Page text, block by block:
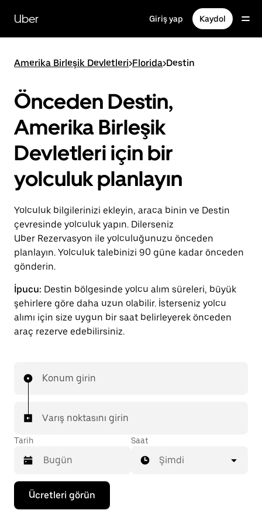
içeriğe
gidinUber Giriş yap Kaydol
Amerika Birleşik Devletleri>Florida>Destin
Önceden Destin,
Amerika Birleşik
Devletleri için bir
yolculuk planlayın
Yolculuk bilgilerinizi ekleyin, araca binin ve Destin
çevresinde yolculuk yapın. Dilerseniz
Uber Rezervasyon ile yolculuğunuzu önceden
planlayın. Yolculuk talebinizi 90 güne kadar önceden
gönderin.
İpucu: Destin bölgesinde yolcu alım süreleri, büyük
şehirlere göre daha uzun olabilir. İsterseniz yolcu
alımı için size uygun bir saat belirleyerek önceden
araç rezerve edebilirsiniz.
Konum girin
Varış noktasını girin
Tarih
Takvimle
etkileşime
geçmek
Saat
Şimdi
Ücretleri görün